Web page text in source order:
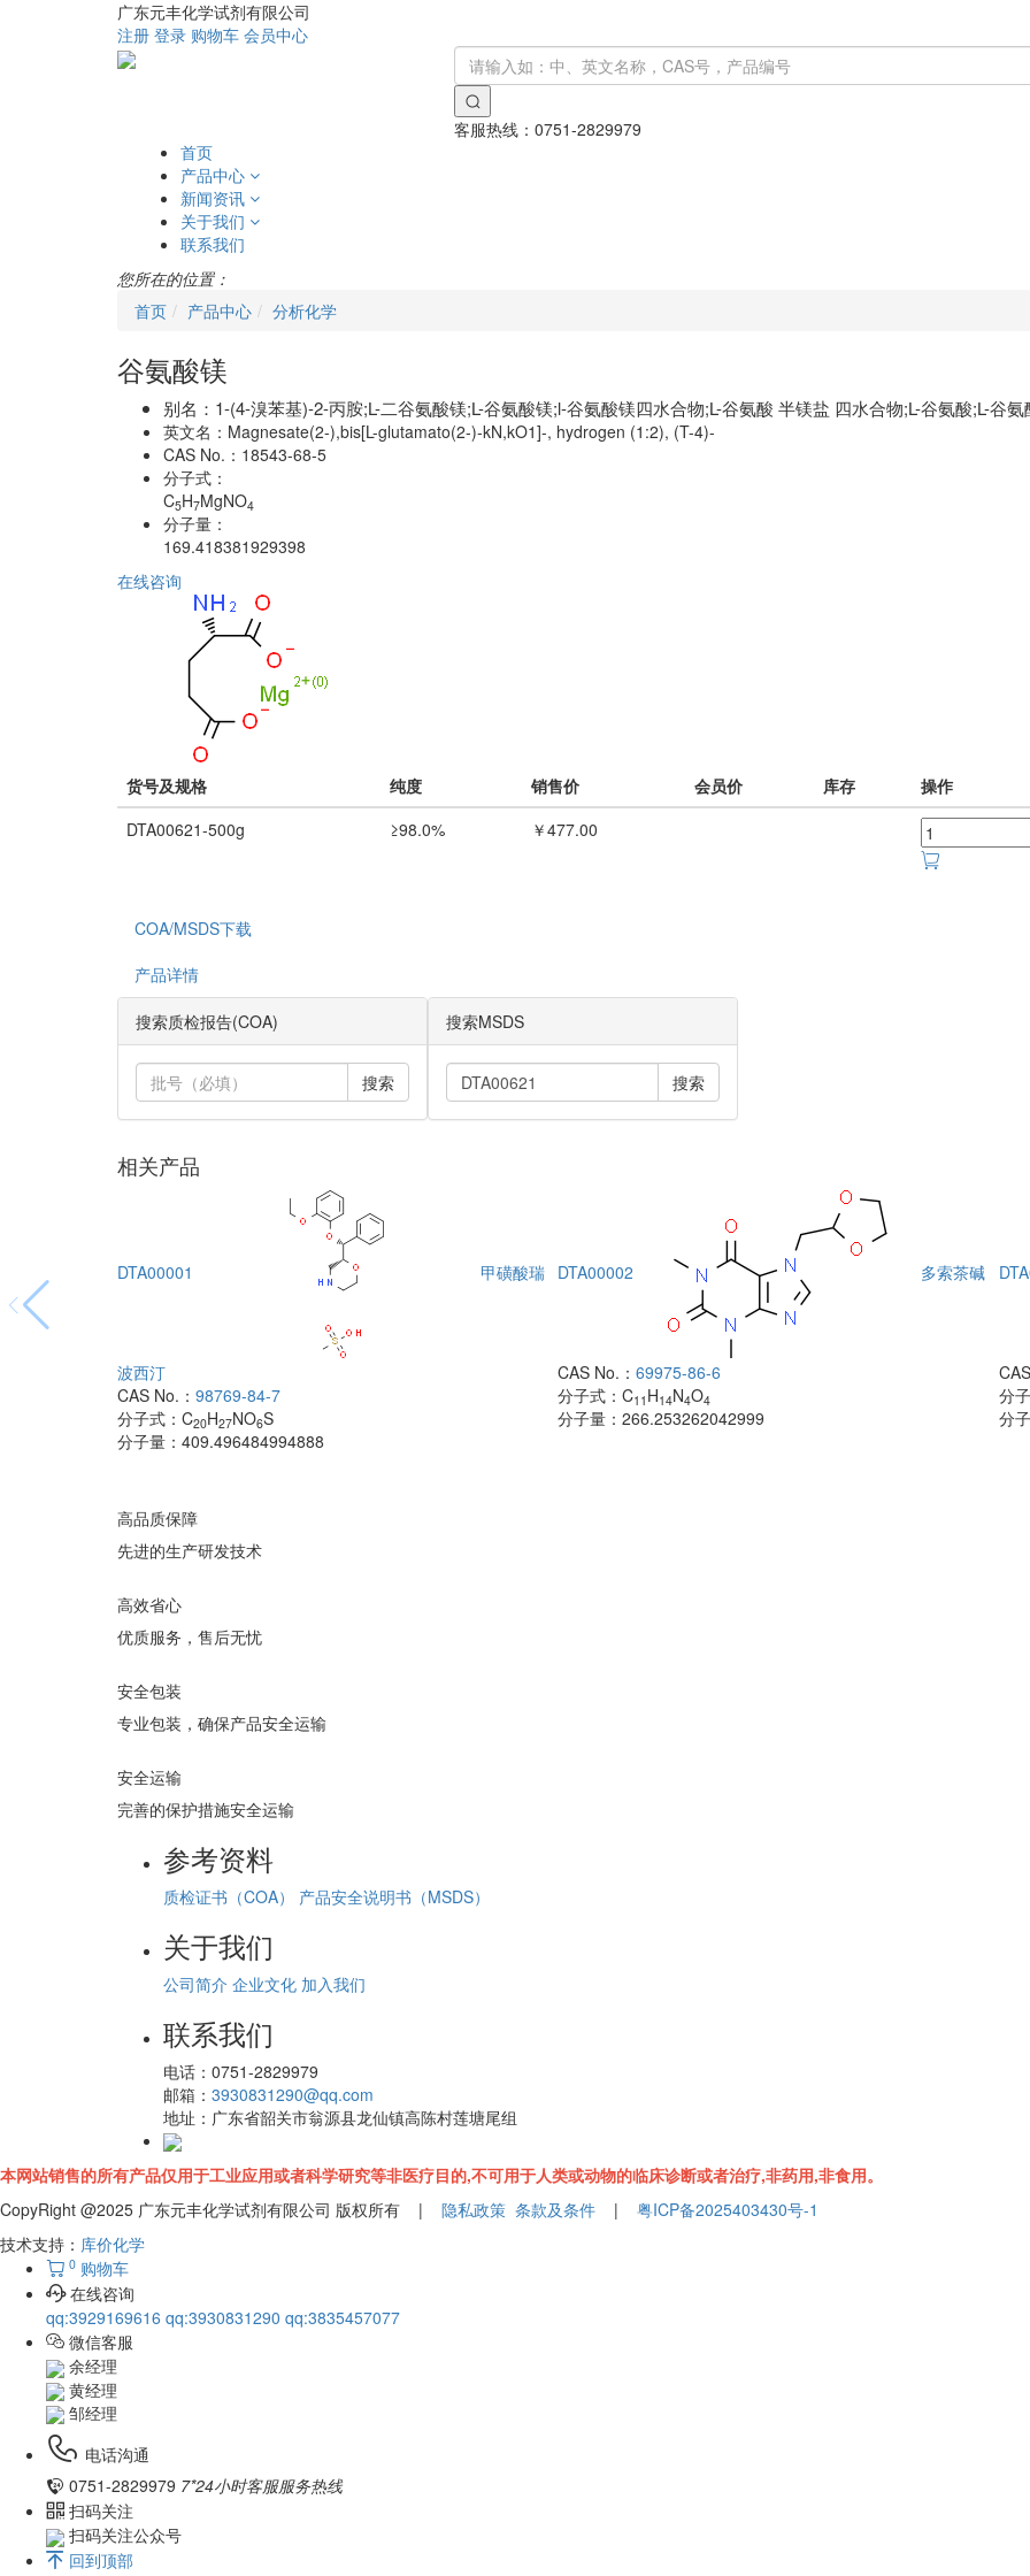
广东元丰化学试剂有限公司
注册 登录 购物车 会员中心
客服热线： 0751-2829979
首页
产品中心
新闻资讯
关于我们
联系我们
您所在的位置：
首页
产品中心 分析化学
谷氨酸镁
别名： 1-(4-溴苯基)-2-丙胺;L-二谷氨酸镁;L-谷氨酸镁;l-谷氨酸镁四水合物;L-谷氨酸 半镁盐 四水合物;L-谷氨酸;L-谷
英文名： Magnesate(2-),bis[L-glutamato(2-)-kN,kO1]-, hydrogen (1:2), (T-4)-
CAS No.： 18543-68-5
分子式：
C5H7MgNO4
分子量：
169.418381929398
在线咨询
货号及规格 纯度 销售价 会员价 库存
操作
DTA00621-500g
≥98.0% ￥477.00
COA/MSDS下载
产品详情
搜索质检报告(COA)
搜索
搜索MSDS
搜索
相关产品
DTA00001 甲磺酸瑞
波西汀
CAS No.： 98769-84-7
分子式： C20H27NO6S
分子量： 409.496484994888
DTA00002 多索茶碱
CAS No.：69975-86-6
分子式：C11 H14N4O4
分子量：266.253262042999
分
分
高品质保障
先进的生产研发技术
高效省心
优质服务，售后无忧
安全包装
专业包装，确保产品安全运输
安全运输
完善的保护措施安全运输
参考资料
质检证书（COA） 产品安全说明书（MSDS）
关于我们
公司简介 企业文化 加入我们
联系我们
电话： 0751-2829979
邮箱： 3930831290@qq.com
地址： 广东省韶关市翁源县龙仙镇高陈村莲塘尾组
本网站销售的所有产品仅用于工业应用或者科学研究等非医疗目的,不可用于人类或动物的临床诊断或者治疗,非药用,非食用。
CopyRight @2025 广东元丰化学试剂有限公司 版权所有 | 隐私政策 条款及条件 | 粤ICP备2025403430号-1
技术支持： 库价化学
0 购物车
在线咨询
qq:3929169616 qq:3930831290 qq:3835457077
微信客服
余经理
黄经理
邹经理
电话沟通
0751-2829979 7*24小时客服服务热线
扫码关注
扫码关注公众号
回到顶部